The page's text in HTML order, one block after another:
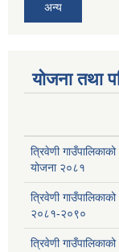
अन्य
योजना तथा
त्रिवेणी गाउँपालिकाको
योजना २०८१
त्रिवेणी
२०८१-२०९०
त्रिवेणी